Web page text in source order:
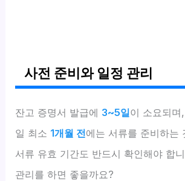
사전 준비와 일정 관리
잔고 증명서 발급에 3~5일이 소요되
일 최소 1개월 전에는 서류를 준비하는
서류 유효 기간도 반드시 확인해야 합
관리를 하면 좋을까요?